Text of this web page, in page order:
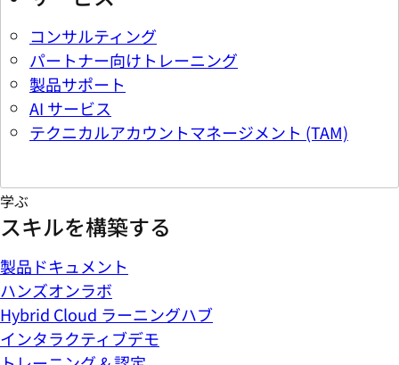
コンサルティング
パートナー向けトレーニング
製品サポート
AI サービス
テクニカルアカウントマネージメント (TAM)
学ぶ
スキルを構築する
製品ドキュメント
ハンズオンラボ
Hybrid Cloud ラーニングハブ
インタラクティブデモ